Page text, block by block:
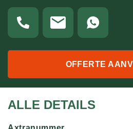
OFFERTE
ALLE DETAILS